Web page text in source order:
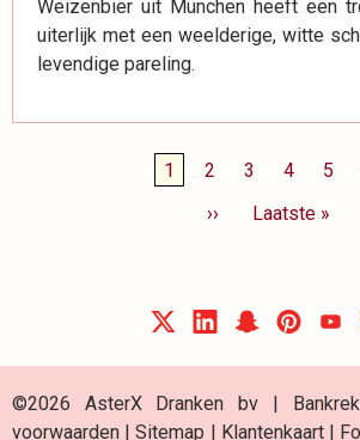
Weizenbier uit München heeft een
uiterlijk met een weelderige, witte
levendige pareling.
Huidige
1 Page
2 Page
3 Page
4 5
Volgende
››
Laatste
Laatste »
©2026 AsterX Dranken bv |
voorwaarden |Sitemap | Klantenkaart|